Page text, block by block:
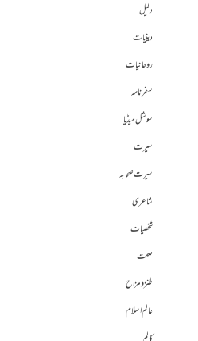
دلیل
دینیات
روحانیات
سفرنامہ
سوشل میڈیا
سیرت
سیرت صحابہ
شاعری
شخصیات
صحت
طنز و مزاح
عالم اسلام